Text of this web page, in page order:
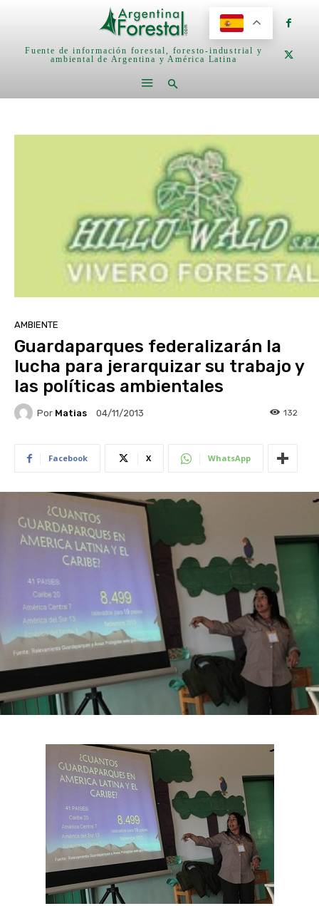
Fuente de información forestal, foresto-industrial y
ambiental de Argentina y América Latina
AMBIENTE
Guardaparques federalizarán la
lucha para jerarquizar su trabajo y
las políticas ambientales
Por Matias 04/11/2013 132
Facebook X WhatsApp